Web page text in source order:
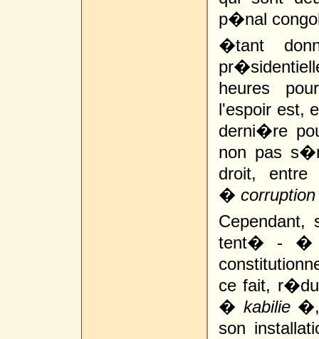
p�nal
�tant
heures
l'espoir est,
derni�re
non pas
droit,
� corruption
Cependant,
tent� - �
ce fait,
� kabilie�,
son